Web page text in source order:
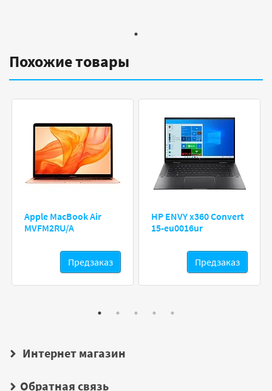
Похожие товары
Apple MacBook Air
MVFM2RU/A
Предзаказ
HP ENVY x360 Convert
15-eu0016ur
Предзаказ
Интернет магазин
Обратная связь